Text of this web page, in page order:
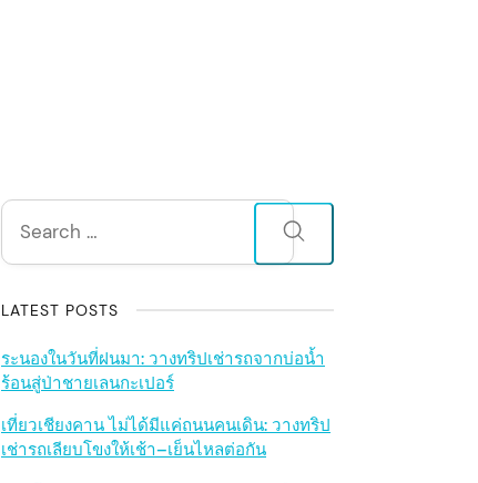
S
i
d
e
b
a
Search
for:
LATEST POSTS
ระนองในวันที่ฝนมา: วางทริปเช่ารถจากบ่อน้ำ
ร้อนสู่ป่าชายเลนกะเปอร์
เที่ยวเชียงคาน ไม่ได้มีแค่ถนนคนเดิน: วางทริป
เช่ารถเลียบโขงให้เช้า–เย็นไหลต่อกัน